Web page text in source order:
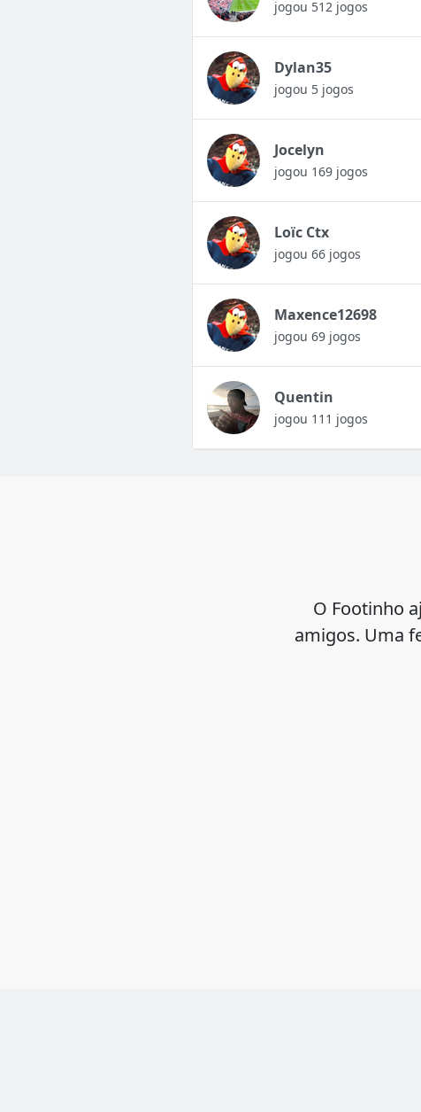
jogou 512 jogos
Dylan35
jogou 5 jogos
Jocelyn
jogou 169 jogos
Loïc Ctx
jogou 66 jogos
Maxence12698
jogou 69 jogos
Quentin
jogou 111 jogos
O Footinho
amigos. Uma